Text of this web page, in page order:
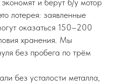
и берут б/у мотор
лотерея: заявленные
оказаться 150–200
хранения. Мы
без пробега по трём
без усталости металла,